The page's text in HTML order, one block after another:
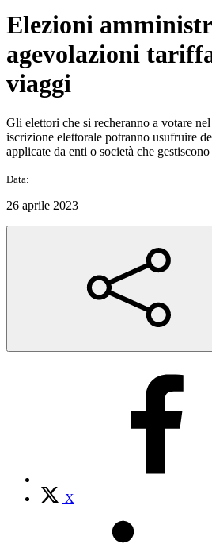
Elezioni
agevolazioni
viaggi
Gli elettori che si recheranno a votare
iscrizione elettorale potranno usufruire
applicate da enti o società che
Data:
26 aprile 2023
X